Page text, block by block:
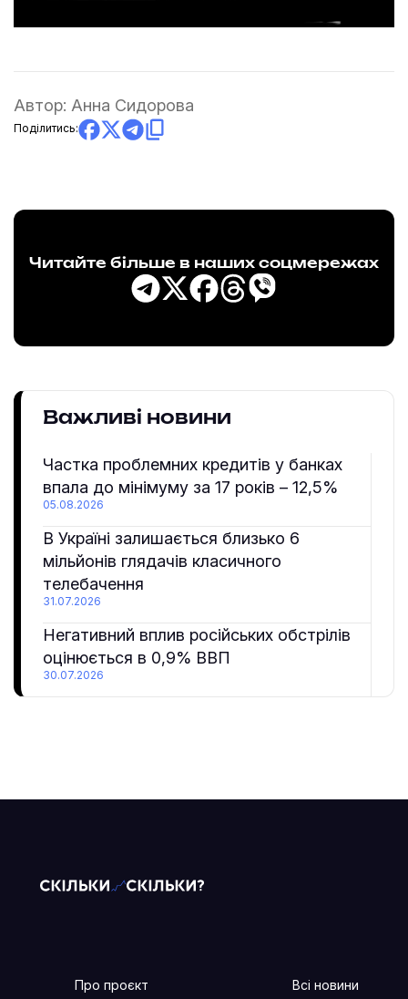
Автор: Анна Сидорова
Поділитись:
Читайте більше в наших соцмережах
Важливі новини
Частка проблемних кредитів у банках
впала до мінімуму за 17 років – 12,5%
05.08.2026
В Україні залишається близько 6
мільйонів глядачів класичного
телебачення
31.07.2026
Негативний вплив російських обстрілів
оцінюється в 0,9% ВВП
30.07.2026
Про проєкт
Всі новини